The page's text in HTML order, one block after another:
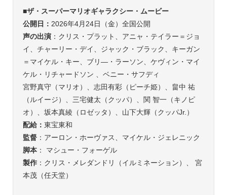
■ザ・スーパーマリオギャラクシー・ムービー
公開日： 2026年4月24日（金）全国公開
声の出演：クリス・プラット、アニャ・テイラー＝ジョ
イ、チャーリー・デイ、ジャック・ブラック、キーガン
＝マイケル・キー、ブリ―・ラーソン、ケヴィン・マイ
ケル・リチャードソン 、ベニー・サフディ
宮野真守（マリオ）、志田有彩（ピーチ姫）、畠中 祐
（ルイージ）、三宅健太（クッパ）、関 智一（キノピ
オ）、坂本真綾（ロゼッタ）、山下大輝（クッパJr.）
配給： 東宝東和
監督：アーロン・ホーヴァス、マイケル・ジェレニック
脚本： マシュー・フォーゲル
製作：クリス・メレダンドリ（イルミネーション）、 宮
本茂（任天堂）